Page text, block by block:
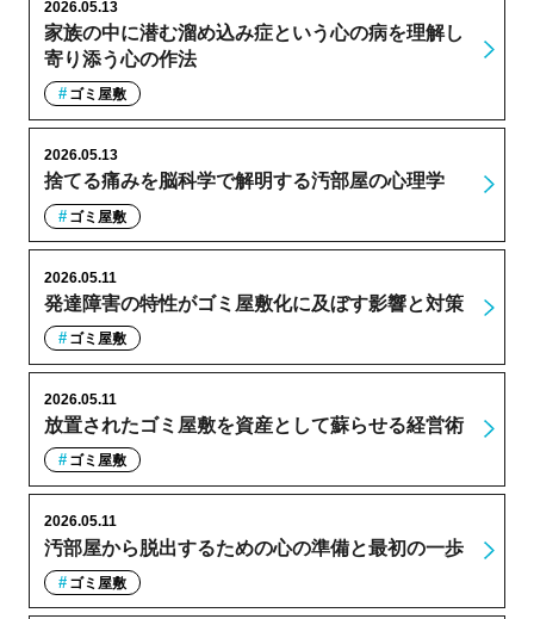
家族の中に潜む溜め込み症という心の病を理解し
寄り添う心の作法
2026.05.13
ゴミ屋敷
捨てる痛みを脳科学で解明する汚部屋の心理学
2026.05.13
ゴミ屋敷
発達障害の特性がゴミ屋敷化に及ぼす影響と対策
2026.05.11
ゴミ屋敷
放置されたゴミ屋敷を資産として蘇らせる経営術
2026.05.11
ゴミ屋敷
汚部屋から脱出するための心の準備と最初の一歩
2026.05.11
ゴミ屋敷